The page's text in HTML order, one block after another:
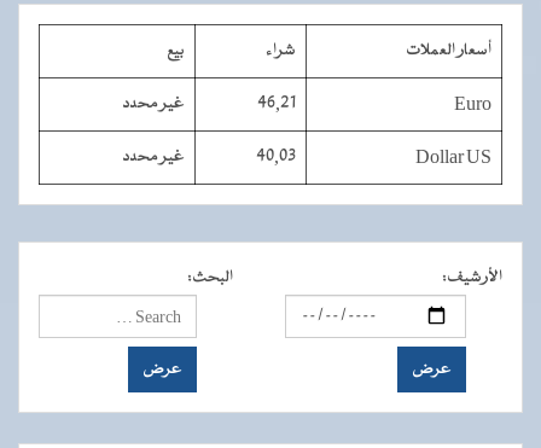
أسعار العملات شراء بيع
Euro
46,21 غير محدد
Dollar US
40,03 غير محدد
الأرشيف: البحث: